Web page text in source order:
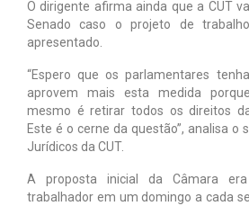
O dirigente afirma ainda que a CUT
Senado caso o projeto de
apresentado.
“Espero que os parlamentares
aprovem mais esta medida
mesmo é retirar todos os direitos
Este é o cerne da questão”, analisa o
Jurídicos da CUT.
A proposta inicial da Câmara
trabalhador em um domingo a cada